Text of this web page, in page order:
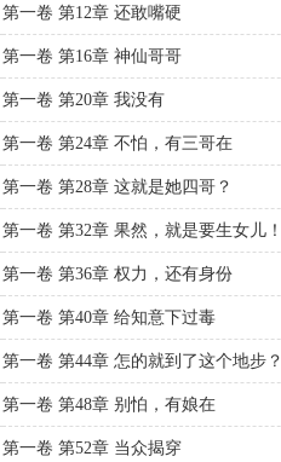
第一卷 第12章 还敢嘴硬
第一卷 第16章 神仙哥哥
第一卷 第20章 我没有
第一卷 第24章 不怕，有三哥在
第一卷 第28章 这就是她四哥？
第一卷 第32章 果然，就是要生女儿！
第一卷 第36章 权力，还有身份
第一卷 第40章 给知意下过毒
第一卷 第44章 怎的就到了这个地步？
第一卷 第48章 别怕，有娘在
第一卷 第52章 当众揭穿